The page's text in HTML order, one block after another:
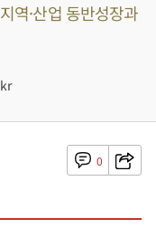
역·산업 동반성장과
0